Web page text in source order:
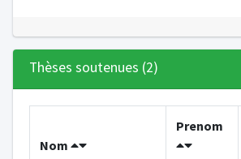
Thèses soutenues (2)
Nom
Prenom